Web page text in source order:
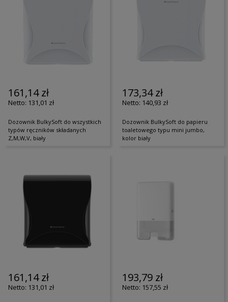
161,14 zł
131,01 zł
Dozownik BulkySoft do wszystkich
typów ręczników składanych
Z,M,W,V, biały
173,34 zł
140,93 zł
Dozownik BulkySoft do papieru
toaletowego typu mini jumbo,
kolor biały
161,14 zł
131,01 zł
193,79 zł
157,55 zł